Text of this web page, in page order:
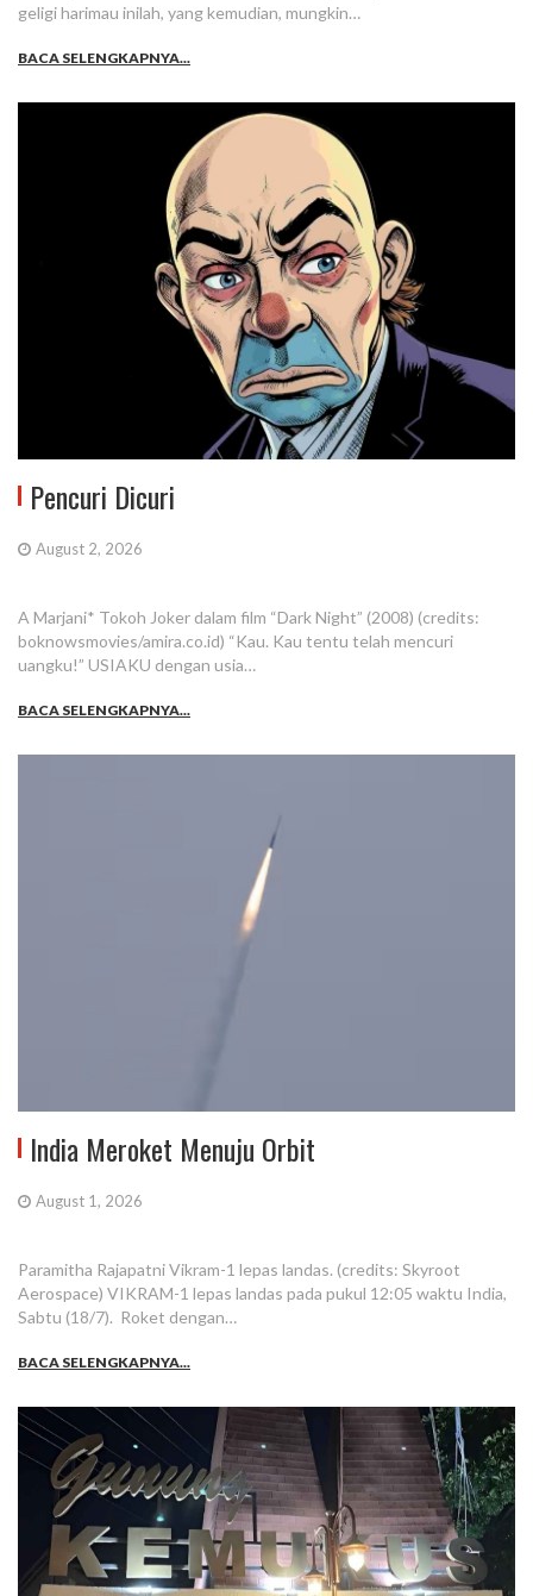
geligi harimau inilah, yang kemudian, mungkin…
BACA SELENGKAPNYA...
Pencuri Dicuri
August 2, 2026
A Marjani* Tokoh Joker dalam film “Dark Night” (2008) (credits:
boknowsmovies/amira.co.id) “Kau. Kau tentu telah mencuri
uangku!” USIAKU dengan usia…
BACA SELENGKAPNYA...
India Meroket Menuju Orbit
August 1, 2026
Paramitha Rajapatni Vikram-1 lepas landas. (credits: Skyroot
Aerospace) VIKRAM-1 lepas landas pada pukul 12:05 waktu India,
Sabtu (18/7). Roket dengan…
BACA SELENGKAPNYA...